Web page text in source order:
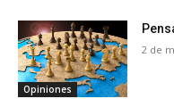
Opiniones
2 de